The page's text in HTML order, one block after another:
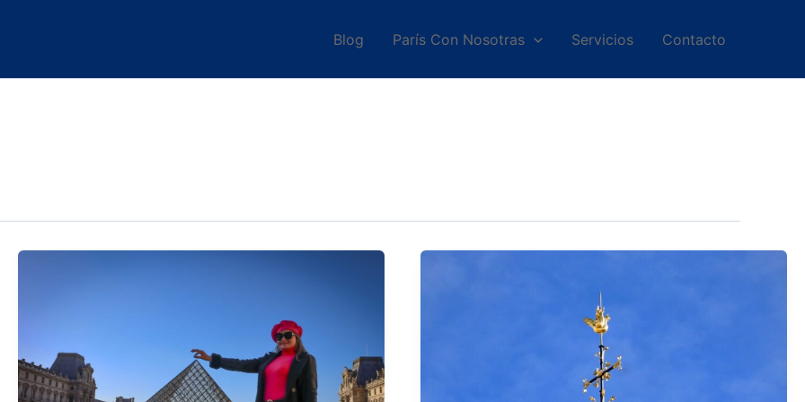
Blog París Con Nosotras Servicios Contacto